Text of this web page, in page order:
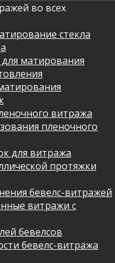
во всех
стекла
матирования
витража
пленочного
для витража
протяжки
бевелс-витражей
витражи с
бевелсов
бевелс-витража